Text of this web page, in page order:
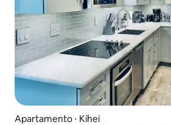
Apartamento ⋅ Kihei